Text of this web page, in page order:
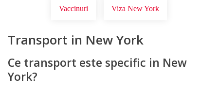
Vaccinuri Viza New York
Transport in New York
Ce transport este specific in New
York?